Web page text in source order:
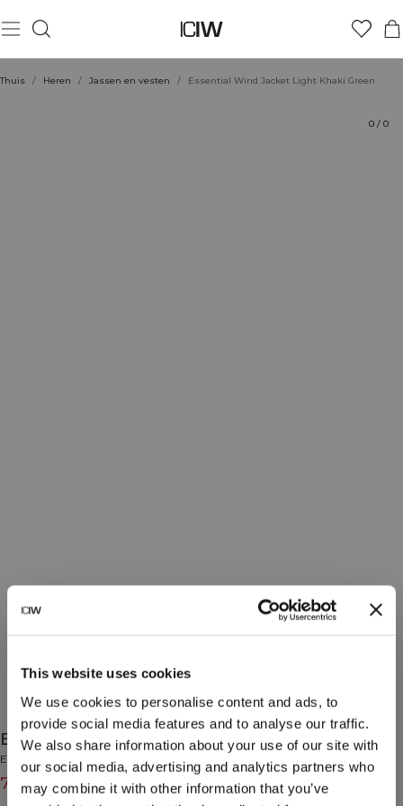
This website uses cookies
We use cookies to personalise content and ads, to
provide social media features and to analyse our traffic.
We also share information about your use of our site with
our social media, advertising and analytics partners who
may combine it with other information that you’ve
Thuis / Heren / Jassen en vesten / Essential Wind Jacket Light Khaki Green
0 / 0
Essential Wind Jacket Light Khaki Green
Essential Collection
79€99€(-20%)